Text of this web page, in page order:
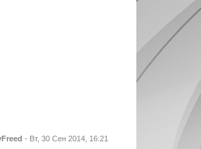
- Вт, 30 Сен 2014, 16:21